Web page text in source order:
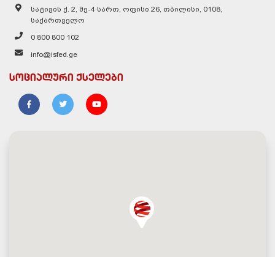
სატივის ქ. 2, მე-4 სართ, ოფისი 26, თბილისი, 0108,
საქართველო
0 800 800 102
info@isfed.ge
სოციალური ქსელები